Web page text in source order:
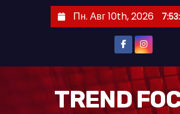
Пн. Авг 10th, 2026
TREND